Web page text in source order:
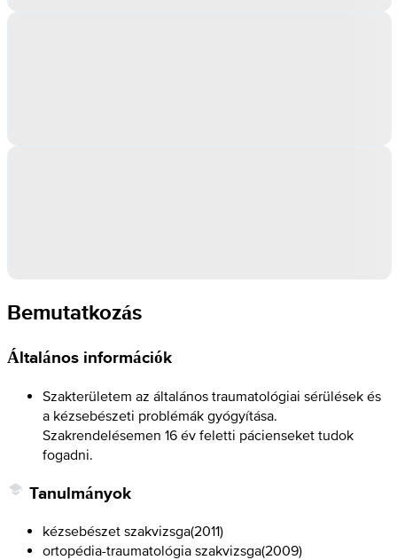
Bemutatkozás
Általános információk
Szakterületem az általános traumatológiai sérülések és
a kézsebészeti problémák gyógyítása.
Szakrendelésemen 16 év feletti pácienseket tudok
fogadni.
Tanulmányok
kézsebészet szakvizsga(2011)
ortopédia-traumatológia szakvizsga(2009)